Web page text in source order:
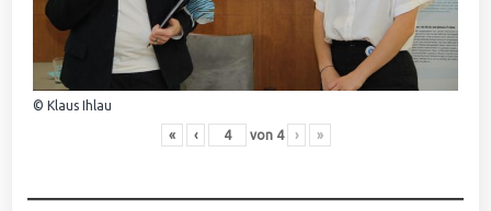
© Klaus Ihlau
« ‹ von 4 › »